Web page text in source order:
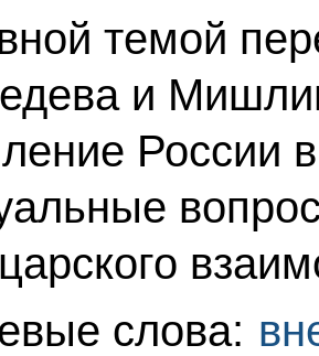
темой
и
России
слова: